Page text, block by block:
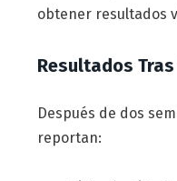
obtener resultados
Resultados
Después de dos
reportan: